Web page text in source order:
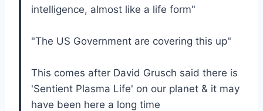
intelligence, almost like a life form"
"The US Government are covering this up"
This comes after David Grusch said there is
'Sentient Plasma Life' on our planet & it may
have been here a long time